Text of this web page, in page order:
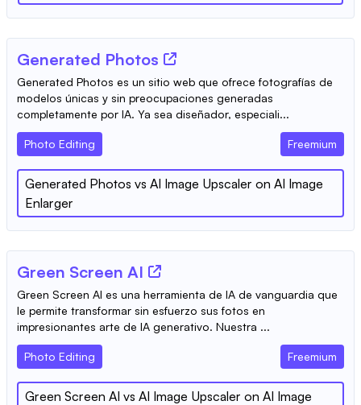
Generated Photos
Generated Photos es un sitio web que ofrece fotografías de
modelos únicas y sin preocupaciones generadas
completamente por IA. Ya sea diseñador, especiali...
Photo Editing Freemium
Generated Photos vs AI Image Upscaler on AI Image
Enlarger
Green Screen AI
Green Screen AI es una herramienta de IA de vanguardia que
le permite transformar sin esfuerzo sus fotos en
impresionantes arte de IA generativo. Nuestra ...
Photo Editing Freemium
Green Screen AI vs AI Image Upscaler on AI Image